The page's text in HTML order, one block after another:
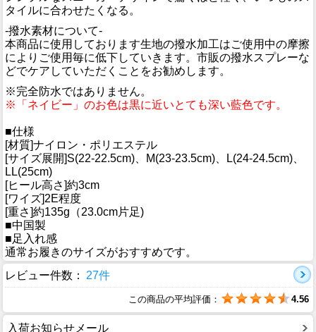
タイルに合わせたくなる。
-撥水素材について-
本商品に使用しております生地の撥水加工はご使用中の摩擦
によりご使用毎に低下していきます。市販の撥水スプレーな
どでケアしていただくことをお勧めします。
※完全防水ではありません。
※「ネイビー」のお色は黒に近いとても深い藍色です。
■仕様
[材質]ナイロン・ポリエステル
[サイズ展開]S(22-22.5cm)、M(23-23.5cm)、L(24-24.5cm)、
LL(25cm)
[ヒール高さ]約3cm
[ワイズ]2E程度
[重さ]約135g（23.0cm片足)
■中国製
■足入れ感
通常お履きのサイズがおすすめです。
レビュー件数：
27件
この商品の平均評価： 4.56
入荷お知らせメール